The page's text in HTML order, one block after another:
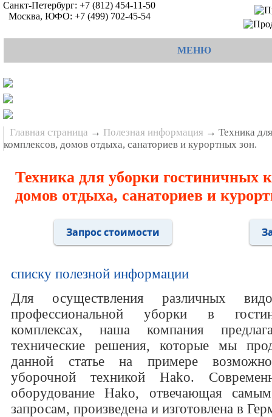
Санкт-Петербург: +7 (812) 454-11-50
Москва, ЮФО: +7 (499) 702-45-54
МЕНЮ
Главная страница → Полезная информация → Техника
комплексов, домов отдыха, санаториев и курортных зон.
Техника для уборки гостиничных
домов отдыха, санаториев и
Запрос стоимости
списку полезной информации
Для осуществления различных
профессиональной уборки в
комплексах, наша компания
технические решения, которые мы
данной статье на примере
уборочной техникой Hako.
оборудование Hako, отвечающая самым
запросам, произведена и изготовлена в